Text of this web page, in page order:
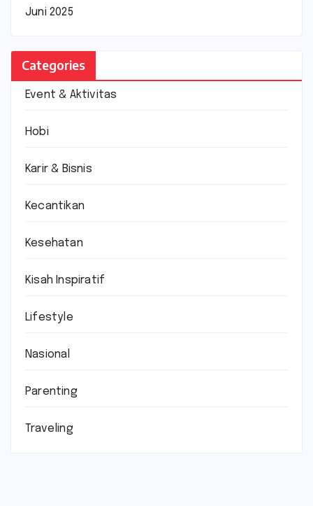
Juni 2025
Categories
Event & Aktivitas
Hobi
Karir & Bisnis
Kecantikan
Kesehatan
Kisah Inspiratif
Lifestyle
Nasional
Parenting
Traveling